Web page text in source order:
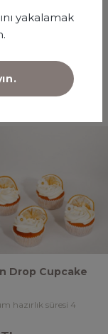
Drop Cupcake
süresi 4
yakalamak